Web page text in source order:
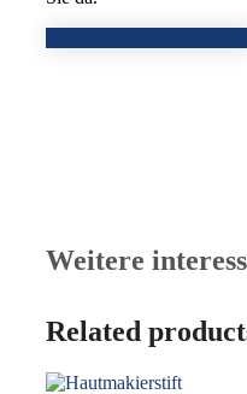
Weitere
Related